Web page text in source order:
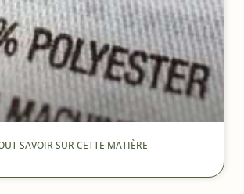
SAVOIR SUR CETTE MATIÈRE